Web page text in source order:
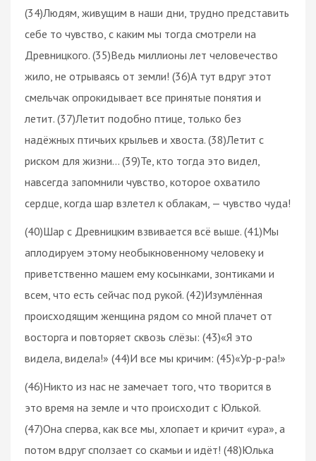
(34)Людям, живущим в наши дни, трудно представить
себе то чувство, с каким мы тогда смотрели на
Древницкого. (35)Ведь миллионы лет человечество
жило, не отрываясь от земли! (36)А тут вдруг этот
смельчак опрокидывает все принятые понятия и
летит. (37)Летит подобно птице, только без
надёжных птичьих крыльев и хвоста. (38)Летит с
риском для жизни… (39)Те, кто тогда это видел,
навсегда запомнили чувство, которое охватило
сердце, когда шар взлетел к облакам, — чувство чуда!
(40)Шар с Древницким взвивается всё выше. (41)Мы
аплодируем этому необыкновенному человеку и
приветственно машем ему косынками, зонтиками и
всем, что есть сейчас под рукой. (42)Изумлённая
происходящим женщина рядом со мной плачет от
восторга и повторяет сквозь слёзы: (43)«Я это
видела, видела!» (44)И все мы кричим: (45)«Ур-р-ра!»
(46)Никто из нас не замечает того, что творится в
это время на земле и что происходит с Юлькой.
(47)Она сперва, как все мы, хлопает и кричит «ура», а
потом вдруг сползает со скамьи и идёт! (48)Юлька